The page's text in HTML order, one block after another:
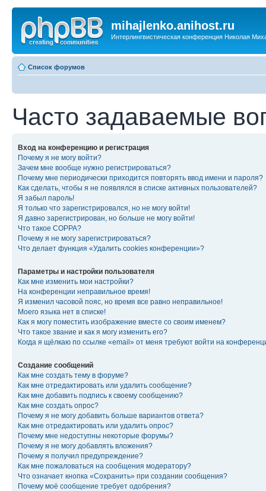
mihajlenko.anihost.ru
Интерлингвистическая конференция Николая
Список форумов
Часто задаваемые
Вход на конференцию и регистрация
Почему я не могу войти?
Зачем мне вообще нужно регистрироваться?
Почему мне периодически приходится повторять ввод имени и пароля?
Как сделать, чтобы я не появлялся в списке активных пользователей?
Я забыл пароль!
Я только что зарегистрировался, но не могу войти!
Я давно зарегистрирован, но больше не могу войти!
Что такое COPPA?
Почему я не могу зарегистрироваться?
Что делает функция «Удалить cookies конференции»?
Параметры и настройки пользователя
Как мне изменить мои настройки?
На конференции неправильное время!
Я изменил часовой пояс, но время все равно неправильное!
Моего языка нет в списке!
Как я могу поместить изображение вместе со своим именем?
Что такое звание и как я могу изменить его?
Когда я щёлкаю по ссылке «email» от меня требуют войти на
Создание сообщений
Как мне создать тему в форуме?
Как мне отредактировать или удалить сообщение?
Как мне добавить подпись к своему сообщению?
Как мне создать опрос?
Почему я не могу добавить больше вариантов ответа?
Как мне отредактировать или удалить опрос?
Почему мне недоступны некоторые форумы?
Почему я не могу добавлять вложения?
Почему я получил предупреждение?
Как мне пожаловаться на сообщения модератору?
Что означает кнопка «Сохранить» при создании сообщения?
Почему моё сообщение требует одобрения?